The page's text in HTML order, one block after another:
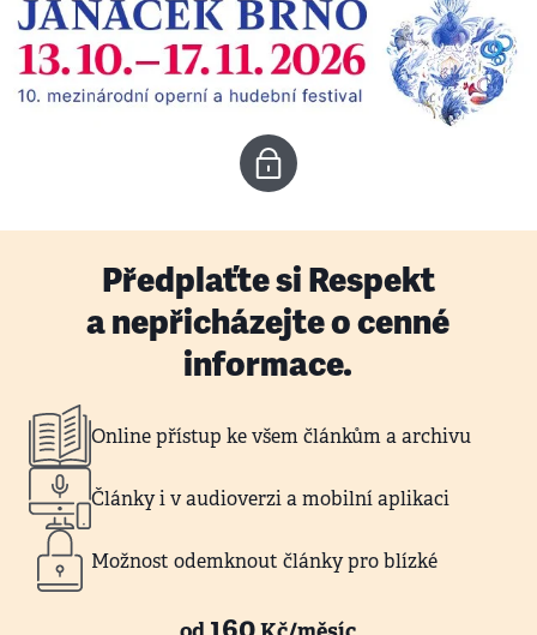
Předplaťte si Respekt
a nepřicházejte o cenné
informace.
Online přístup ke všem článkům a archivu
Články i v audioverzi a mobilní aplikaci
Možnost odemknout články pro blízké